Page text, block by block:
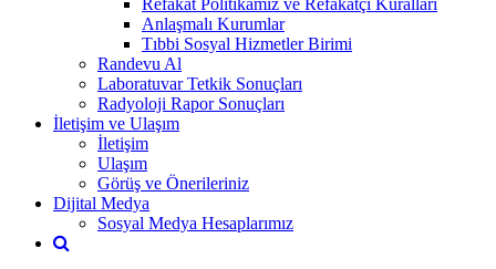
Anlaşmalı Kurumlar
Tıbbi Sosyal Hizmetler Birimi
Randevu Al
Laboratuvar Tetkik Sonuçları
Radyoloji Rapor Sonuçları
İletişim ve Ulaşım
İletişim
Ulaşım
Görüş ve Önerileriniz
Dijital Medya
Sosyal Medya Hesaplarımız